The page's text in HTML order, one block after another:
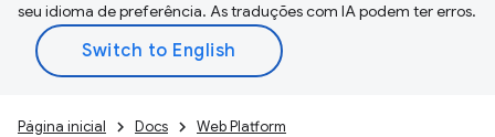
seu idioma de preferência. As traduções com IA podem ter erros.
Página inicial Docs Web Platform